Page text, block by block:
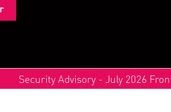
Security Advisory - July 2026